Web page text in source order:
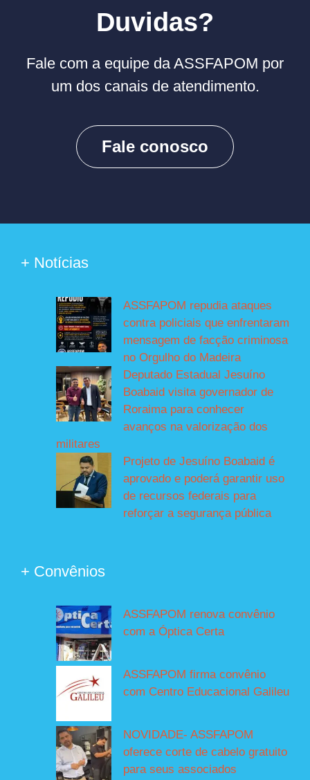
Duvidas?
Fale com a equipe da ASSFAPOM por
um dos canais de atendimento.
Fale conosco
+ Notícias
ASSFAPOM repudia ataques
contra policiais que enfrentaram
mensagem de facção criminosa
no Orgulho do Madeira
Deputado Estadual Jesuíno
Boabaid visita governador de
Roraima para conhecer
avanços na valorização dos
militares
Projeto de Jesuíno Boabaid é
aprovado e poderá garantir uso
de recursos federais para
reforçar a segurança pública
+ Convênios
ASSFAPOM renova convênio
com a Óptica Certa
ASSFAPOM firma convênio
com Centro Educacional Galileu
NOVIDADE- ASSFAPOM
oferece corte de cabelo gratuito
para seus associados